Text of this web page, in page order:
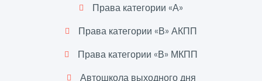
Права категории «А»
Права категории «В» АКПП
Права категории «В» МКПП
Автошкола выходного дня